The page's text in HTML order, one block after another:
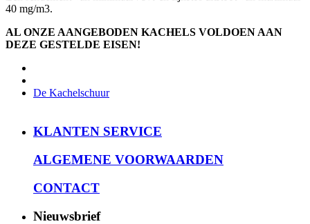
40 mg/m3.
AL ONZE AANGEBODEN KACHELS VOLDOEN AAN
DEZE GESTELDE EISEN!
De Kachelschuur
KLANTEN SERVICE
ALGEMENE VOORWAARDEN
CONTACT
Nieuwsbrief